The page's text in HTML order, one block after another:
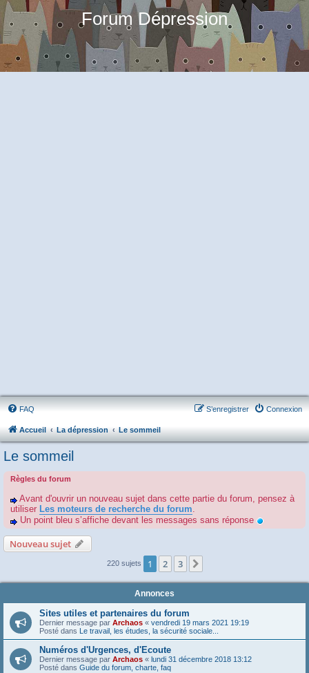
Forum Dépression
FAQ Connexion
S’enregistrer
Accueil La dépression Le sommeil
Le sommeil
Règles du forum
Avant d'ouvrir un nouveau sujet dans cette partie du forum, pensez à
utiliser Les moteurs de recherche du forum.
Un point bleu s’affiche devant les messages sans réponse
Nouveau sujet
220 sujets 1 2 3
Annonces
Sites utiles et partenaires du forum
Dernier message par Archaos « vendredi 19 mars 2021 19:19
Posté dans Le travail, les études, la sécurité sociale...
Numéros d'Urgences, d'Ecoute
Dernier message par Archaos « lundi 31 décembre 2018 13:12
Posté dans Guide du forum, charte, faq